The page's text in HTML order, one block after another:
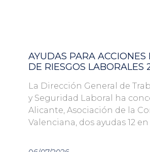
AYUDAS PARA
DE RIESGOS LABORALES
La Dirección General de
y Seguridad Laboral ha
Alicante, Asociación de la
Valenciana, dos ayudas 12